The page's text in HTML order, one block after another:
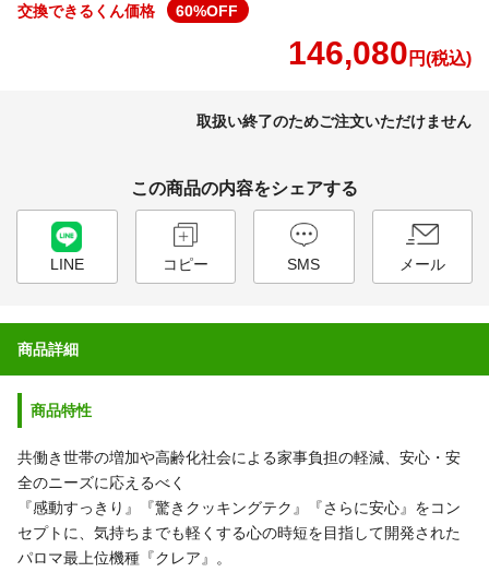
交換できるくん価格
60%OFF
146,080 円(税込)
取扱い終了のためご注文いただけません
この商品の内容をシェアする
LINE コピー SMS メール
商品詳細
商品特性
共働き世帯の増加や高齢化社会による家事負担の軽減、安心・安
全のニーズに応えるべく
『感動すっきり』『驚きクッキングテク』『さらに安心』をコン
セプトに、気持ちまでも軽くする心の時短を目指して開発された
パロマ最上位機種『クレア』。